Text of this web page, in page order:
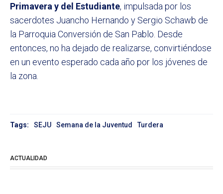
Primavera y del Estudiante, impulsada por los
sacerdotes Juancho Hernando y Sergio Schawb de
la Parroquia Conversión de San Pablo. Desde
entonces, no ha dejado de realizarse, convirtiéndose
en un evento esperado cada año por los jóvenes de
la zona.
Tags: SEJU Semana de la Juventud Turdera
ACTUALIDAD